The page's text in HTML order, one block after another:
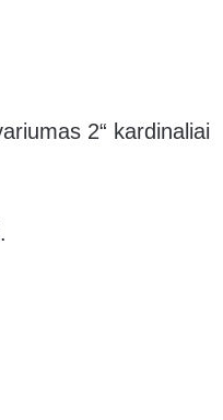
2“ kardinaliai